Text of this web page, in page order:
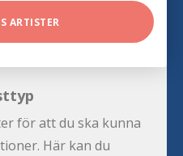
ARTISTER
för att du ska kunna
Här kan du